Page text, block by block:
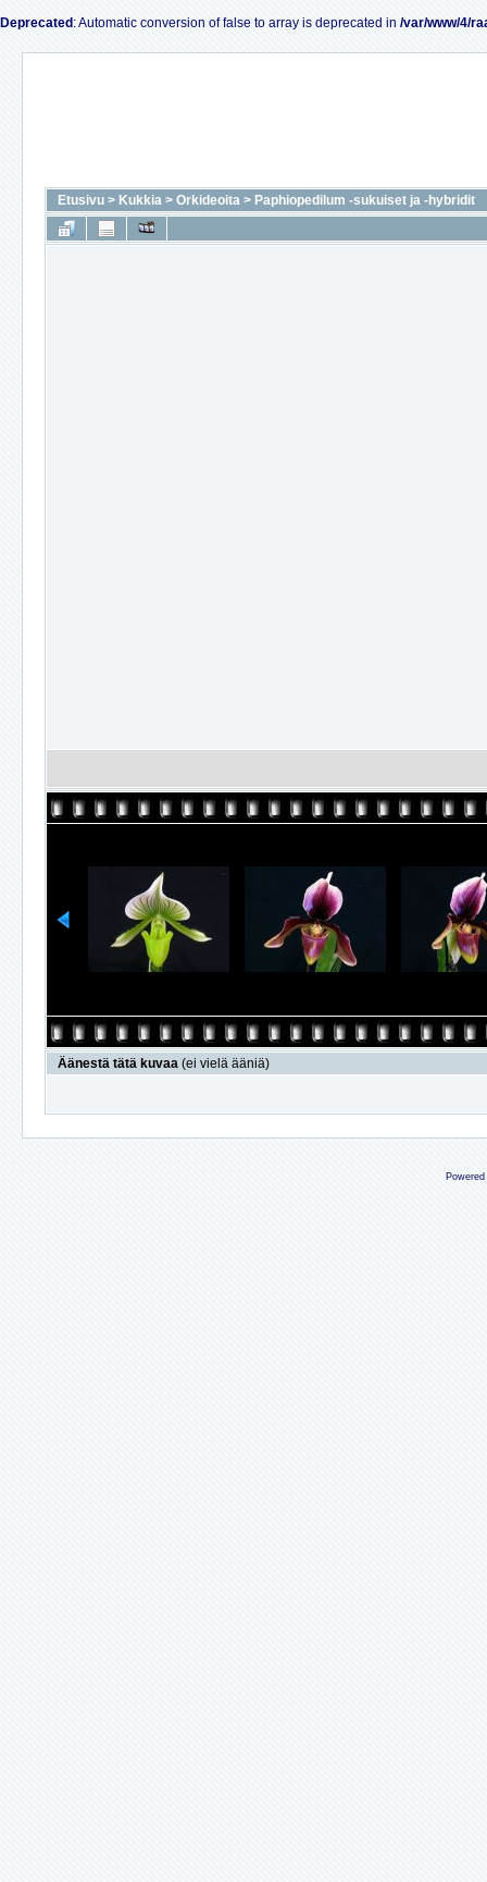
Deprecated : Automatic conversion of false to array is deprecated in /var/www/4/
Etusivu > Kukkia > Orkideoita > Paphiopedilum -sukuiset ja -hybridit
Äänestä tätä kuvaa (ei vielä ääniä)